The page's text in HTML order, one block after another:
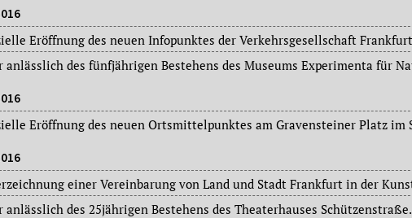
anlässlich des 25jährigen Bestehens des Theaterhauses Schützenstraße.